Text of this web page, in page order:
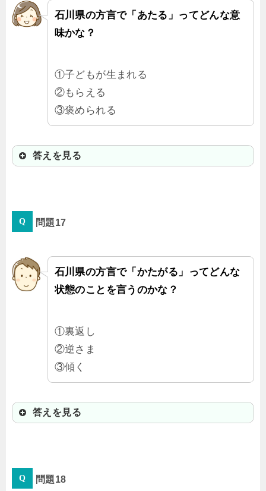
石川県の方言で「あたる」ってどんな意
味かな？
①子どもが生まれる
②もらえる
③褒められる
答えを見る
「いいもんあたった（良いものをも
ってないよ）」って使うよ。
問題17
石川県の方言で「かたがる」ってどんな
状態のことを言うのかな？
①裏返し
②逆さま
③傾く
答えを見る
「この看板、かたがっとる」なんて
問題18